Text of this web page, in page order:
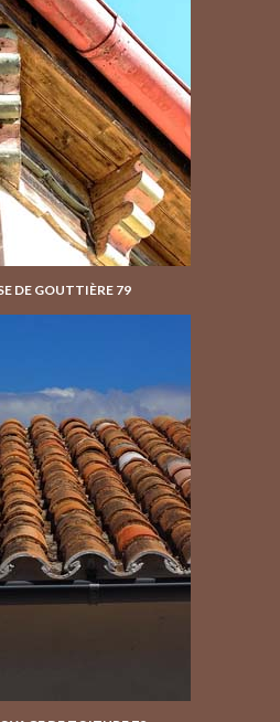
DE GOUTTIÈRE 79